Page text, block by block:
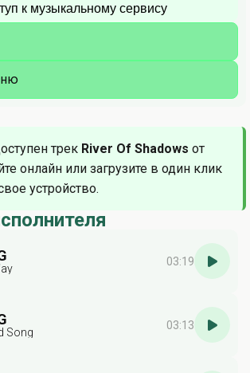
к музыкальному сервису
трек River Of Shadows от
онлайн или загрузите в один клик
устройство.
03:19
Song
03:13